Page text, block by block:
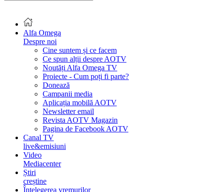
Alfa Omega
Despre noi
Cine suntem și ce facem
Ce spun alții despre AOTV
Noutăți Alfa Omega TV
Proiecte - Cum poți fi parte?
Donează
Campanii media
Aplicația mobilă AOTV
Newsletter email
Revista AOTV Magazin
Pagina de Facebook AOTV
Canal TV
live&emisiuni
Video
Mediacenter
Știri
creștine
Înțelegerea vremurilor